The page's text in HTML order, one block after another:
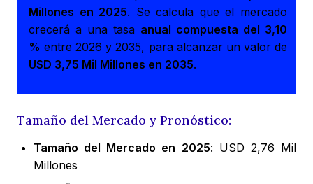
Millones en 2025. Se calcula que el mercado
crecerá a una tasa anual compuesta del 3,10
% entre 2026 y 2035, para alcanzar un valor de
USD 3,75 Mil Millones en 2035.
Tamaño del Mercado y Pronóstico:
Tamaño del Mercado en 2025: USD 2,76 Mil
Millones